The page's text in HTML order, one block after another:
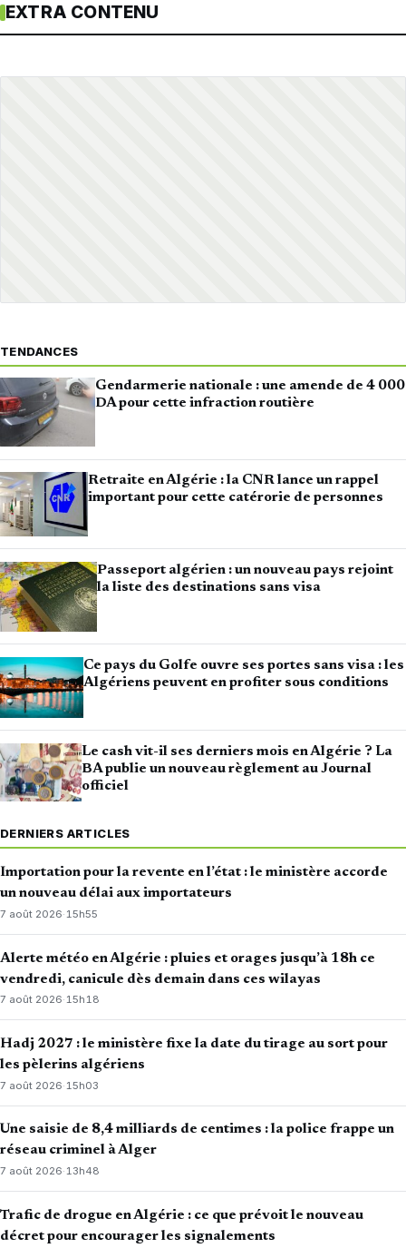
EXTRA CONTENU
TENDANCES
Gendarmerie nationale : une amende de 4 000
DA pour cette infraction routière
Retraite en Algérie : la CNR lance un rappel
important pour cette catérorie de personnes
Passeport algérien : un nouveau pays rejoint
la liste des destinations sans visa
Ce pays du Golfe ouvre ses portes sans visa : les
Algériens peuvent en profiter sous conditions
Le cash vit-il ses derniers mois en Algérie ? La
BA publie un nouveau règlement au Journal
officiel
DERNIERS ARTICLES
Importation pour la revente en l’état : le ministère accorde
un nouveau délai aux importateurs
7 août 2026·15h55
Alerte météo en Algérie : pluies et orages jusqu’à 18h ce
vendredi, canicule dès demain dans ces wilayas
7 août 2026·15h18
Hadj 2027 : le ministère fixe la date du tirage au sort pour
les pèlerins algériens
7 août 2026·15h03
Une saisie de 8,4 milliards de centimes : la police frappe un
réseau criminel à Alger
7 août 2026·13h48
Trafic de drogue en Algérie : ce que prévoit le nouveau
décret pour encourager les signalements